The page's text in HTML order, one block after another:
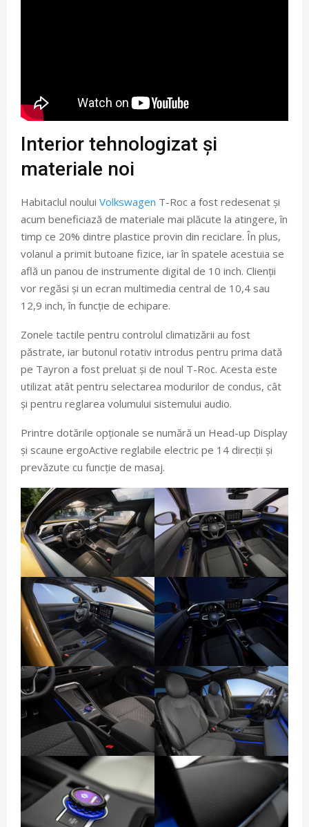
Interior tehnologizat și
materiale noi
Habitaclul noului Volkswagen T-Roc a fost redesenat și
acum beneficiază de materiale mai plăcute la atingere, în
timp ce 20% dintre plastice provin din reciclare. În plus,
volanul a primit butoane fizice, iar în spatele acestuia se
află un panou de instrumente digital de 10 inch. Clienții
vor regăsi și un ecran multimedia central de 10,4 sau
12,9 inch, în funcție de echipare.
Zonele tactile pentru controlul climatizării au fost
păstrate, iar butonul rotativ introdus pentru prima dată
pe Tayron a fost preluat și de noul T-Roc. Acesta este
utilizat atât pentru selectarea modurilor de condus, cât
și pentru reglarea volumului sistemului audio.
Printre dotările opționale se numără un Head-up Display
și scaune ergoActive reglabile electric pe 14 direcții și
prevăzute cu funcție de masaj.